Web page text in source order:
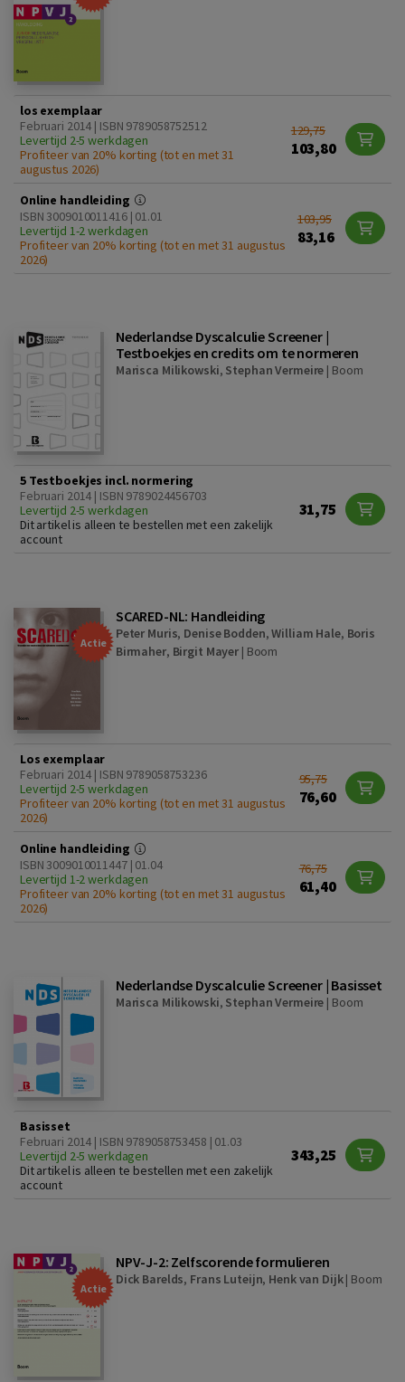
los exemplaar
Februari 2014 | ISBN 9789058752512
Levertijd 2-5 werkdagen
Profiteer van 20% korting (tot en met 31
augustus 2026)
129,75
103,80
Online handleiding
ISBN 3009010011416 | 01.01
Levertijd 1-2 werkdagen
Profiteer van 20% korting (tot en met 31 augustus
2026)
103,95
83,16
Nederlandse Dyscalculie Screener |
Testboekjes en credits om te normeren
Marisca Milikowski, Stephan Vermeire | Boom
5 Testboekjes incl. normering
Februari 2014 | ISBN 9789024456703
Levertijd 2-5 werkdagen
Dit artikel is alleen te bestellen met een zakelijk
account
31,75
Actie
SCARED-NL: Handleiding
Peter Muris, Denise Bodden,William Hale, Boris
Birmaher, Birgit Mayer | Boom
Los exemplaar
Februari 2014 | ISBN 9789058753236
Levertijd 2-5 werkdagen
Profiteer van 20% korting (tot en met 31 augustus
2026)
95,75
76,60
Online handleiding
ISBN 3009010011447 | 01.04
Levertijd 1-2 werkdagen
Profiteer van 20% korting (tot en met 31 augustus
2026)
76,75
61,40
Nederlandse Dyscalculie Screener | Basisset
Marisca Milikowski, Stephan Vermeire | Boom
Basisset
Februari 2014 | ISBN 9789058753458 | 01.03
Levertijd 2-5 werkdagen
Dit artikel is alleen te bestellen met een zakelijk
account
343,25
Actie
NPV-J-2: Zelfscorende formulieren
Dick Barelds, Frans Luteijn, Henk van Dijk| Boom